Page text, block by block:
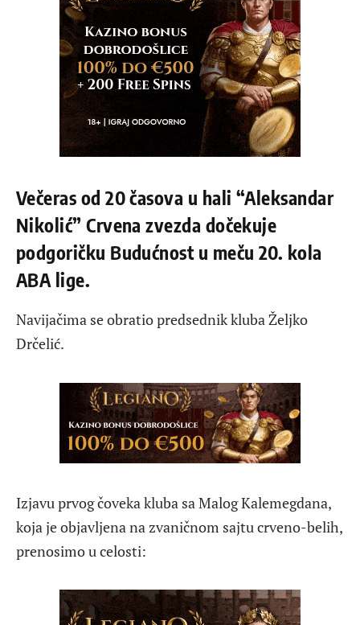
Večeras od 20 časova u hali “Aleksandar
Nikolić” Crvena zvezda dočekuje
podgoričku Budućnost u meču 20. kola
ABA lige.
Navijačima se obratio predsednik kluba Željko
Drčelić.
Izjavu prvog čoveka kluba sa Malog Kalemegdana,
koja je objavljena na zvaničnom sajtu crveno-belih,
prenosimo u celosti: